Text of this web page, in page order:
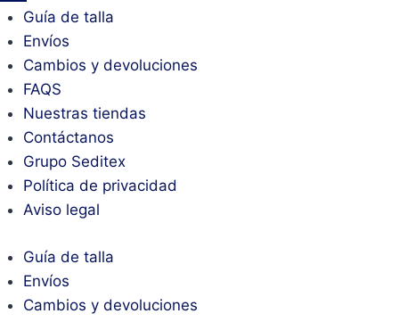
Guía de talla
Envíos
Cambios y devoluciones
FAQS
Nuestras tiendas
Contáctanos
Grupo Seditex
Política de privacidad
Aviso legal
Guía de talla
Envíos
Cambios y devoluciones